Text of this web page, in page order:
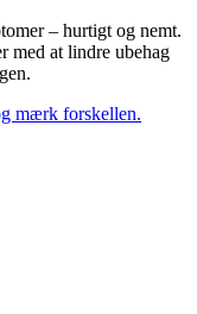
– hurtigt og nemt.
med at lindre ubehag
mærk forskellen.